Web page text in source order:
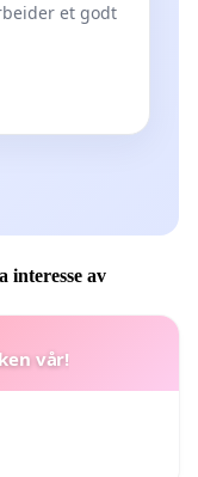
et godt
interesse av
vår!